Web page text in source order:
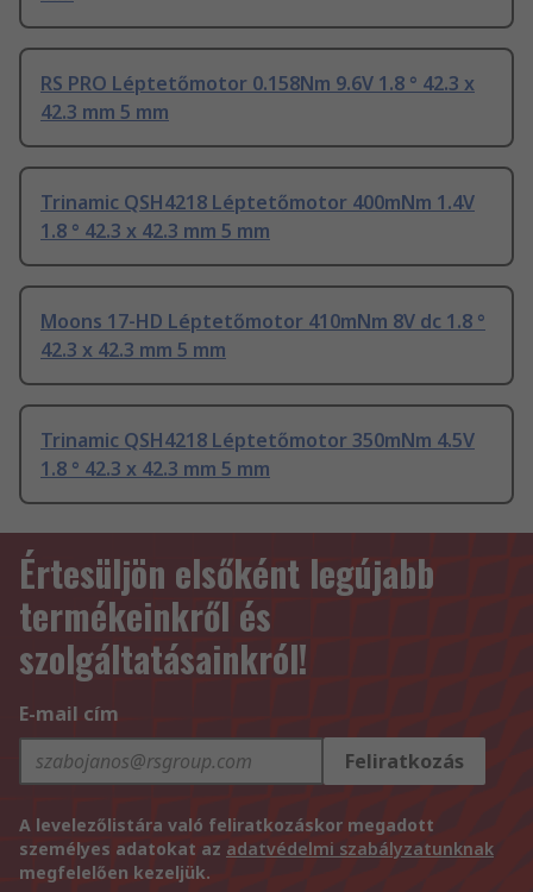
RS PRO Léptetőmotor 0.158Nm 9.6V 1.8 ° 42.3 x
42.3 mm 5 mm
Trinamic QSH4218 Léptetőmotor 400mNm 1.4V
1.8 ° 42.3 x 42.3 mm 5 mm
Moons 17-HD Léptetőmotor 410mNm 8V dc 1.8 °
42.3 x 42.3 mm 5 mm
Trinamic QSH4218 Léptetőmotor 350mNm 4.5V
1.8 ° 42.3 x 42.3 mm 5 mm
Értesüljön elsőként legújabb
termékeinkről és
szolgáltatásainkról!
E-mail cím
Feliratkozás
A levelezőlistára való feliratkozáskor megadott
személyes adatokat az adatvédelmi szabályzatunknak
megfelelően kezeljük.